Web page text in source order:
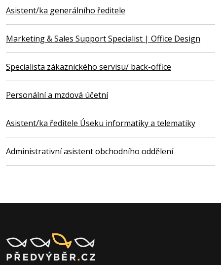
Asistent/ka generálního ředitele
Marketing & Sales Support Specialist | Office Design
Specialista zákaznického servisu/ back-office
Personální a mzdová účetní
Asistent/ka ředitele Úseku informatiky a telematiky
Administrativní asistent obchodního oddělení